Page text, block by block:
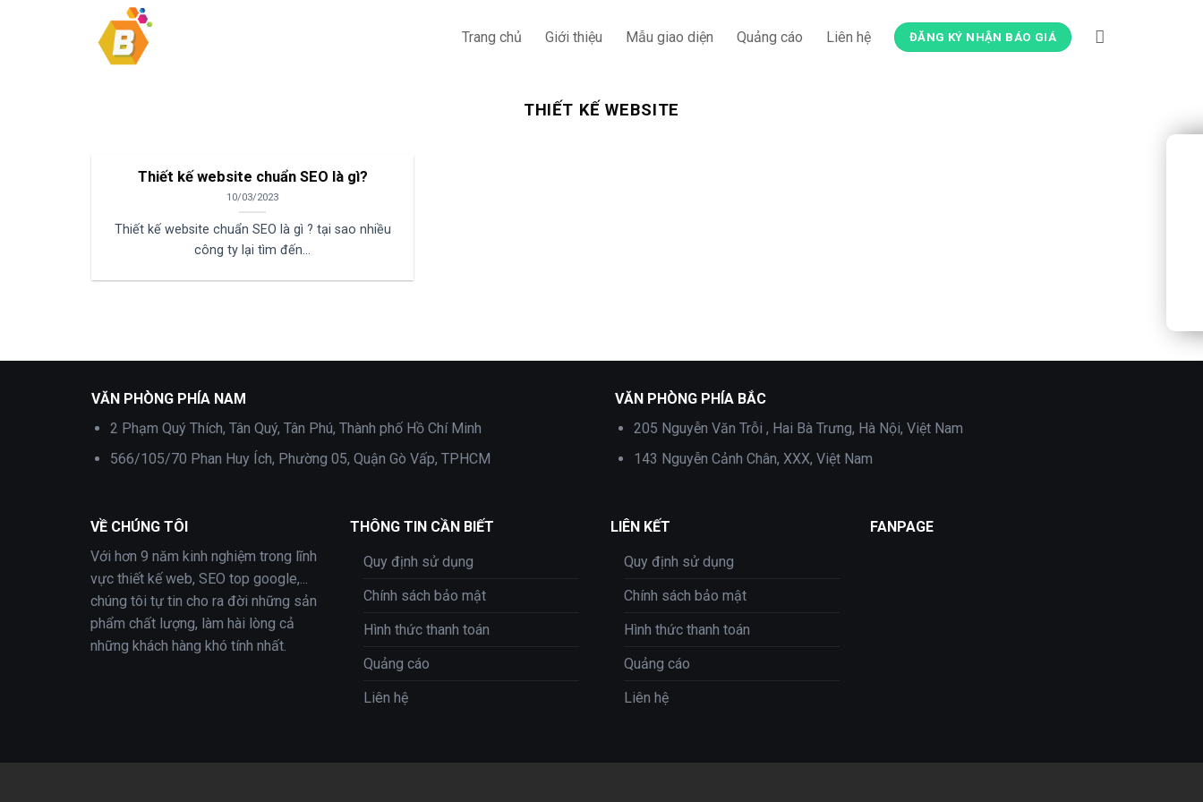
Trang chủ Giới thiệu Mẫu giao diện Quảng cáo Liên hệ ĐĂNG KÝ NHẬN BÁO GIÁ
THIẾT KẾ WEBSITE
Thiết kế website chuẩn SEO là gì?
10/03/2023
Thiết kế website chuẩn SEO là gì ? tại sao nhiều
công ty lại tìm đến...
VĂN PHÒNG PHÍA NAM
2 Phạm Quý Thích, Tân Quý, Tân Phú, Thành phố Hồ Chí Minh
566/105/70 Phan Huy Ích, Phường 05, Quận Gò Vấp, TPHCM
VĂN PHÒNG PHÍA BẮC
205 Nguyễn Văn Trỗi , Hai Bà Trưng, Hà Nội, Việt Nam
143 Nguyễn Cảnh Chân, XXX, Việt Nam
VỀ CHÚNG TÔI
Với hơn 9 năm kinh nghiệm trong lĩnh
vực thiết kế web, SEO top google,...
chúng tôi tự tin cho ra đời những sản
phẩm chất lượng, làm hài lòng cả
những khách hàng khó tính nhất.
THÔNG TIN CẦN BIẾT
Quy định sử dụng
Chính sách bảo mật
Hình thức thanh toán
Quảng cáo
Liên hệ
LIÊN KẾT
Quy định sử dụng
Chính sách bảo mật
Hình thức thanh toán
Quảng cáo
Liên hệ
FANPAGE